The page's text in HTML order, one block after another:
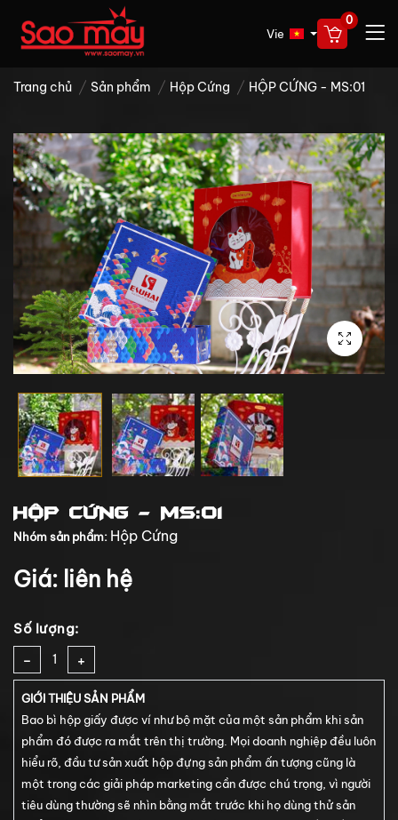
Vie
0
Trang chủ Sản phẩm Hộp Cứng HỘP CỨNG - MS:01
HỘP CỨNG - MS:01
Nhóm sản phẩm: Hộp Cứng
Giá: liên hệ
Số lượng:
- +
GIỚI THIỆU SẢN PHẨM
Bao bì hộp giấy được ví như bộ mặt của một sản phẩm khi sản
phẩm đó được ra mắt trên thị trường. Mọi doanh nghiệp đều luôn
hiểu rõ, đầu tư sản xuất hộp đựng sản phẩm ấn tượng cũng là
một trong các giải pháp marketing cần được chú trọng, vì người
tiêu dùng thường sẽ nhìn bằng mắt trước khi họ dùng thử sản